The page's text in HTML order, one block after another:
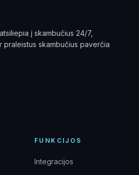
į skambučius 24/7,
praleistus skambučius paverčia
FUNKCIJOS
Integracijos